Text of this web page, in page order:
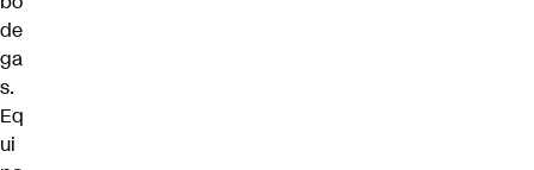
de
ga
s.
Eq
ui